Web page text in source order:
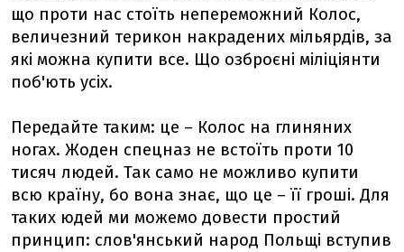
що проти нас стоїть непереможний Колос,
величезний терикон накрадених мільярдів, за
які можна купити все. Що озброєні міліціянти
поб'ють усіх.
Передайте таким: це – Колос на глиняних
ногах. Жоден спецназ не встоїть проти 10
тисяч людей. Так само не можливо купити
всю країну, бо вона знає, що це – її гроші. Для
таких юдей ми можемо довести простий
принцип: слов'янський народ Польщі вступив